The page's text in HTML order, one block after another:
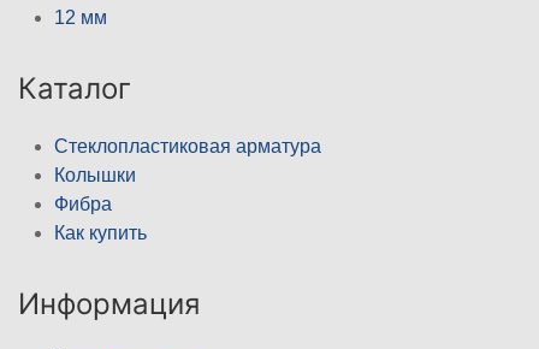
12 мм
Каталог
Стеклопластиковая арматура
Колышки
Фибра
Как купить
Информация